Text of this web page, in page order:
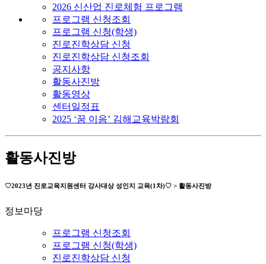
2026 신산업 진로체험 프로그램
프로그램 신청조회
프로그램 신청(학생)
진로진학상담 신청
진로진학상담 신청조회
공지사항
활동사진방
활동영상
센터일정표
2025 ‘꿈 이음’ 김해교육박람회
활동사진방
♡2023년 진로교육지원센터 강사대상 성인지 교육(1차)♡ > 활동사진방
정보마당
프로그램 신청조회
프로그램 신청(학생)
진로진학상담 신청